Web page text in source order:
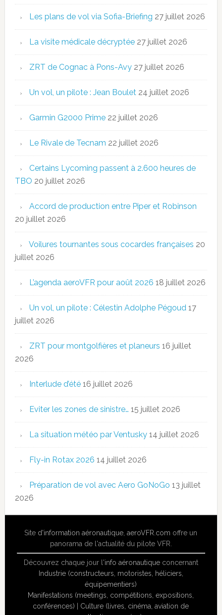
Les plans de vol via Sofia-Briefing 27 juillet 2026
La visite médicale décryptée 27 juillet 2026
ZRT de Cognac à Pons-Avy 27 juillet 2026
Un vol, un pilote : Jean Boulet 24 juillet 2026
Garmin G2000 Prime 22 juillet 2026
Le Rivale de Tecnam 22 juillet 2026
Certains Lycoming passent à 2.600 heures de
TBO 20 juillet 2026
Accord de production entre Piper et Robinson
20 juillet 2026
Voilures tournantes sous cocardes françaises 20
juillet 2026
L’agenda aeroVFR pour août 2026 18 juillet 2026
Un vol, un pilote : Célestin Adolphe Pégoud 17
juillet 2026
ZRT pour montgolfières et planeurs 16 juillet
2026
Interlude d’été 16 juillet 2026
Eviter les zones de sinistre… 15 juillet 2026
La situation météo par Ventusky 14 juillet 2026
Fly-in Rotax 2026 14 juillet 2026
Préparation de vol avec Aero GoNoGo 13 juillet
2026
Site d'information aéronautique ,aeroVFR.com offre un
panorama de l'actualité du pilote VFR.
Découvrez chaque jour l'info aéronautiqueconcernant
Industrie (constructeurs, motoristes, héliciers,
équipementiers)
Manifestations (meetings, compétitions, expositions,
conférences)
Culture (livres, cinéma, aviation de